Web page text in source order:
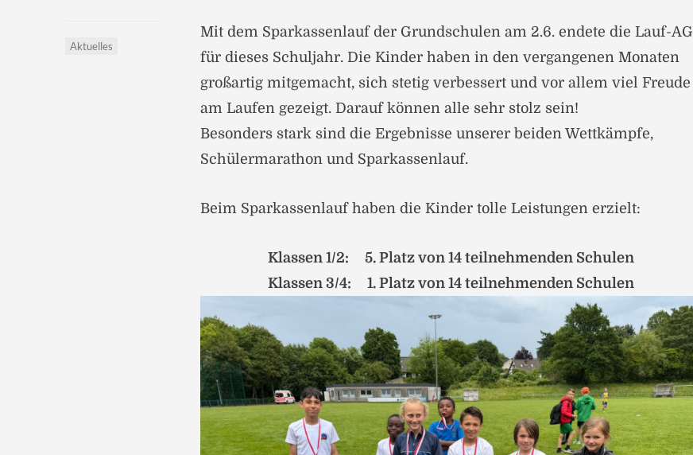
Aktuelles
Mit dem Sparkassenlauf der Grundschulen am 2.6. endete die Lauf-AG
für dieses Schuljahr. Die Kinder haben in den vergangenen Monaten
großartig mitgemacht, sich stetig verbessert und vor allem viel Freude
am Laufen gezeigt. Darauf können alle sehr stolz sein!
Besonders stark sind die Ergebnisse unserer beiden Wettkämpfe,
Schülermarathon und Sparkassenlauf.
Beim Sparkassenlauf haben die Kinder tolle Leistungen erzielt:
Klassen 1/2: 5. Platz von 14 teilnehmenden Schulen
Klassen 3/4: 1. Platz von 14 teilnehmenden Schulen